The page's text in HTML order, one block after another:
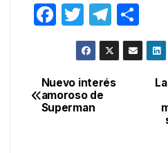
F
e
b
T
w
itt
er
T
el
e
gr
o
m
Navegación
de
Nuevo interés
amoroso de
Superman